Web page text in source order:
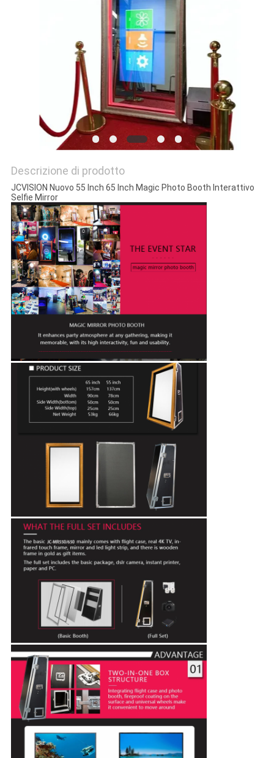
Descrizione di prodotto
JCVISION Nuovo 55 Inch 65 Inch Magic Photo Booth Interattivo
Selfie Mirror